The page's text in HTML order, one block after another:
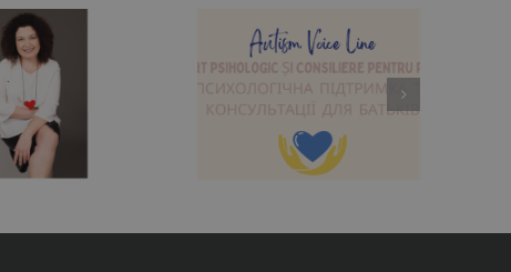
Părinții din Ucraina și
România au acum
suport psihologic
gratuit la Autism Voice